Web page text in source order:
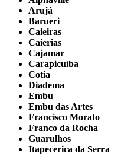
Arujá
Barueri
Caieiras
Caierias
Cajamar
Carapicuíba
Cotia
Diadema
Embu
Embu das Artes
Francisco Morato
Franco da Rocha
Guarulhos
Itapecerica da Serra